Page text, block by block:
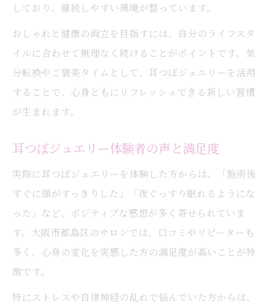
しており、継続しやすい環境が整っています。
おしゃれと健康の両立を目指すには、自分のライフスタ
イルに合わせて無理なく続けることがポイントです。気
分転換やご褒美タイムとして、耳つぼジュエリーを活用
することで、心身ともにリフレッシュできる新しい習慣
が生まれます。
耳つぼジュエリー体験者の声と満足度
実際に耳つぼジュエリーを体験した方からは、「施術後
すぐに頭がすっきりした」「夜ぐっすり眠れるようにな
った」など、ポジティブな感想が多く寄せられていま
す。大阪市都島区のサロンでは、口コミやリピーターも
多く、心身の変化を実感した方の満足度が高いことが特
徴です。
特にストレスや自律神経の乱れで悩んでいた方からは、